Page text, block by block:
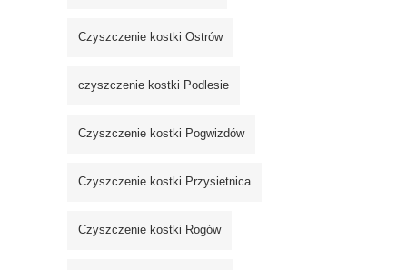
Czyszczenie kostki Ostrów
czyszczenie kostki Podlesie
Czyszczenie kostki Pogwizdów
Czyszczenie kostki Przysietnica
Czyszczenie kostki Rogów